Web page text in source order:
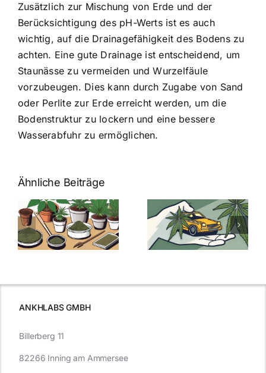
Zusätzlich zur Mischung von Erde und der
Berücksichtigung des pH-Werts ist es auch
wichtig, auf die Drainagefähigkeit des Bodens zu
achten. Eine gute Drainage ist entscheidend, um
Staunässe zu vermeiden und Wurzelfäule
vorzubeugen. Dies kann durch Zugabe von Sand
oder Perlite zur Erde erreicht werden, um die
Bodenstruktur zu lockern und eine bessere
Wasserabfuhr zu ermöglichen.
Ähnliche Beiträge
Neue THC-
Grenzwert-
Regelung:
Was Sie über
Cannabis und
müssen
Cannabis
Samen
kaufen: Alles
was Sie
ANKHLABS GMBH
Billerberg 11
82266 Inning am Ammersee